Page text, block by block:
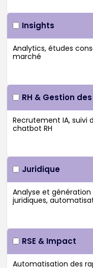
Insights
RH & Gestion
Juridique
RSE & Impact